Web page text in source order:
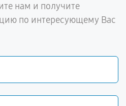
нам и получите
по интересующему Вас